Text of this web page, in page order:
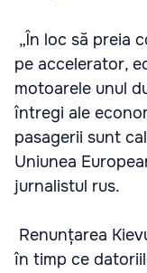
„În loc să preia
pe accelerator,
motoarele unul
întregi ale
pasagerii sunt
Uniunea
jurnalistul rus.
Renunțarea
în timp ce